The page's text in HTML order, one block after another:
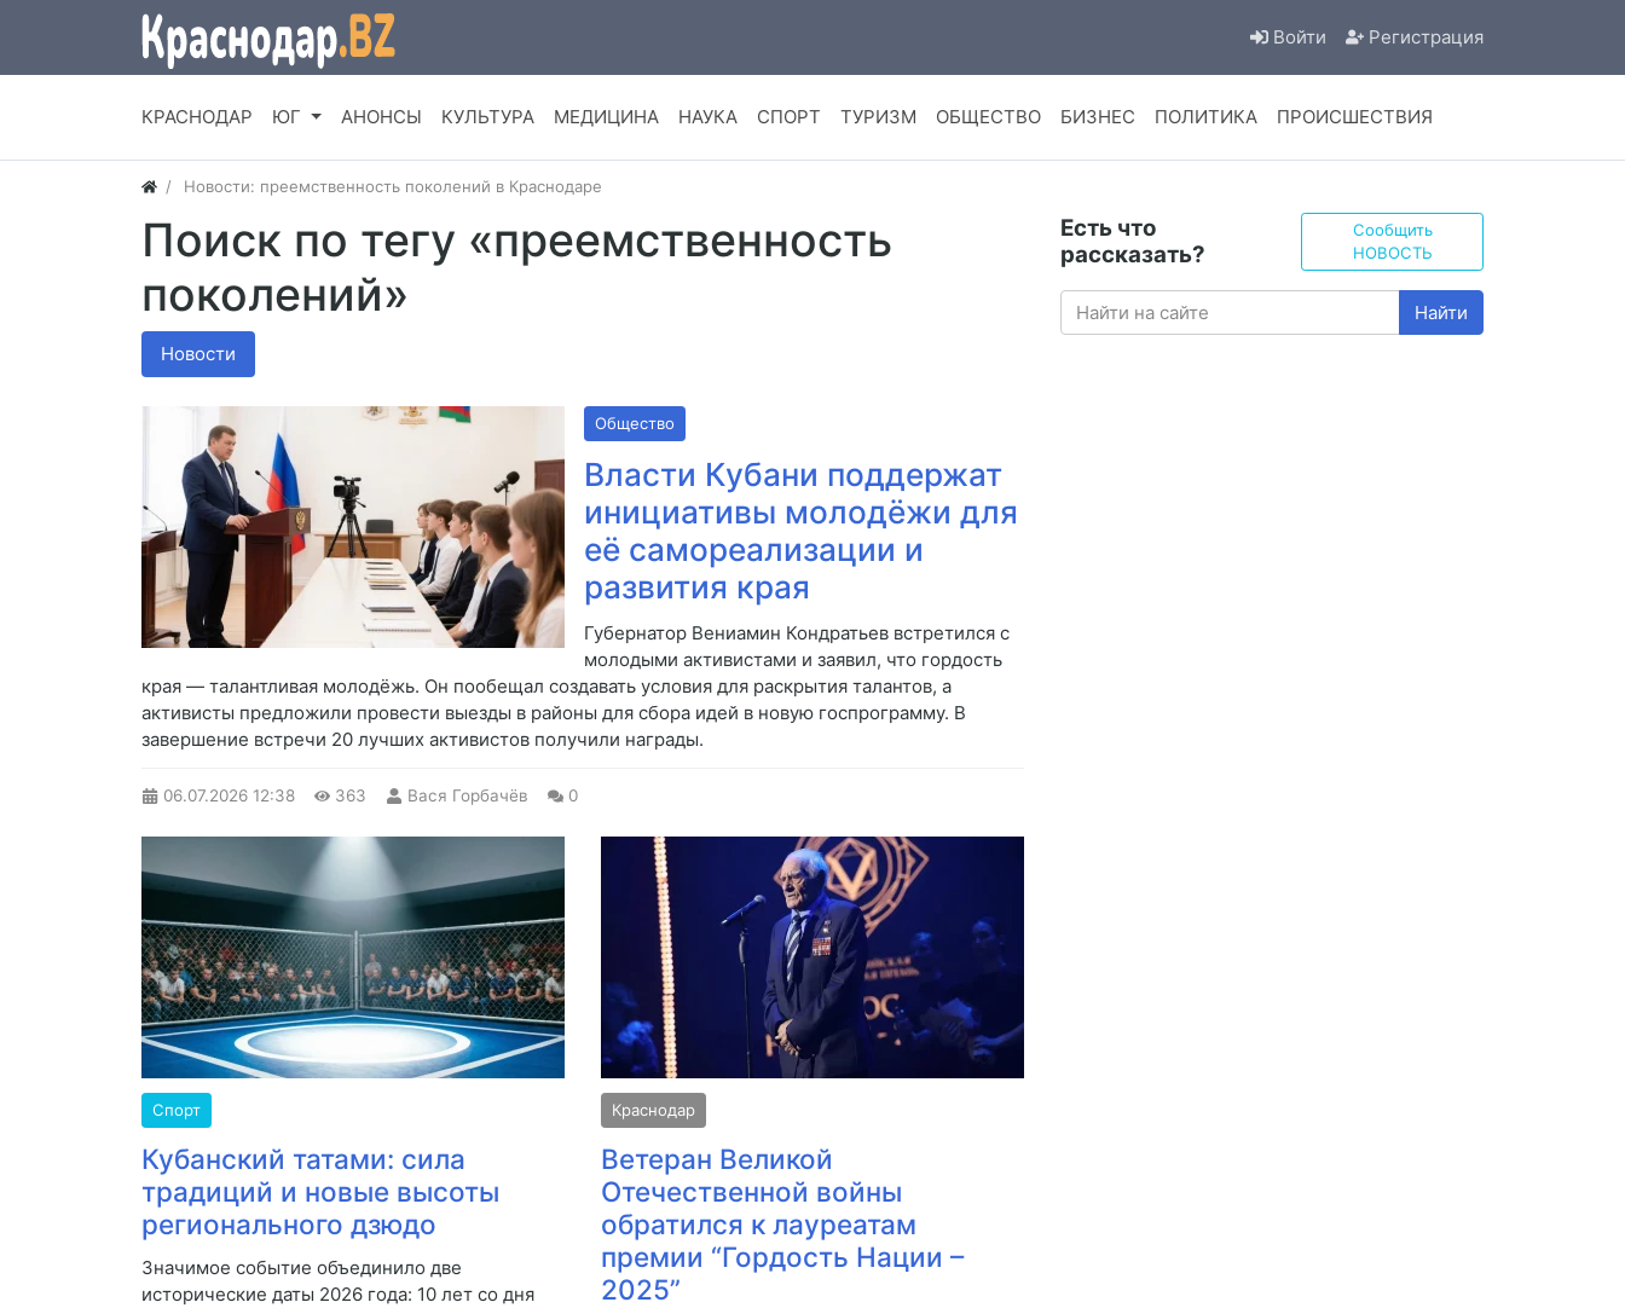
Войти Регистрация
КРАСНОДАР ЮГ АНОНСЫ КУЛЬТУРА МЕДИЦИНА НАУКА СПОРТ ТУРИЗМ ОБЩЕСТВО БИЗНЕС ПОЛИТИКА ПРОИСШЕСТВИЯ
Новости: преемственность поколений в Краснодаре
Поиск по тегу «преемственность
поколений»
Новости
Общество
Власти Кубани поддержат
инициативы молодёжи для
её самореализации и
развития края
Губернатор Вениамин Кондратьев встретился с
молодыми активистами и заявил, что гордость
края — талантливая молодёжь. Он пообещал создавать условия для раскрытия талантов, а
активисты предложили провести выезды в районы для сбора идей в новую госпрограмму. В
завершение встречи 20 лучших активистов получили награды.
06.07.2026 12:38 363 Вася Горбачёв 0
Спорт
Кубанский татами: сила
традиций и новые высоты
регионального дзюдо
Значимое событие объединило две
исторические даты 2026 года: 10 лет со дня
Краснодар
Ветеран Великой
Отечественной войны
обратился к лауреатам
премии “Гордость Нации –
2025”
Есть что
рассказать?
Сообщить
НОВОСТЬ
Найти